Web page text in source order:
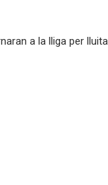
a la lliga per